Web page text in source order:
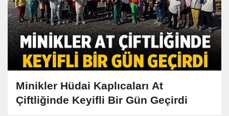
Minikler Hüdai Kaplıcaları At
Çiftliğinde Keyifli Bir Gün Geçirdi